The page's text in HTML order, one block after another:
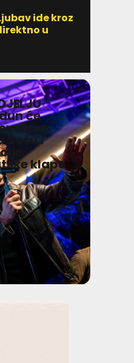
ide kroz
u
će
uz
Šošu i
klape